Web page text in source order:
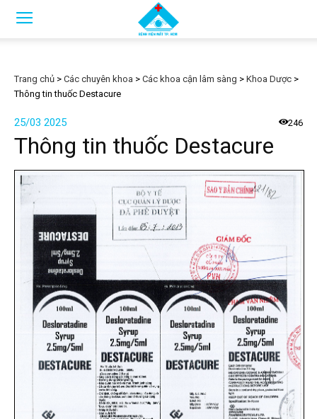
Trang chủ > Các chuyên khoa > Các khoa cận lâm sàng > Khoa Dược >
Thông tin thuốc Destacure
25/03 2025 246
Thông tin thuốc Destacure